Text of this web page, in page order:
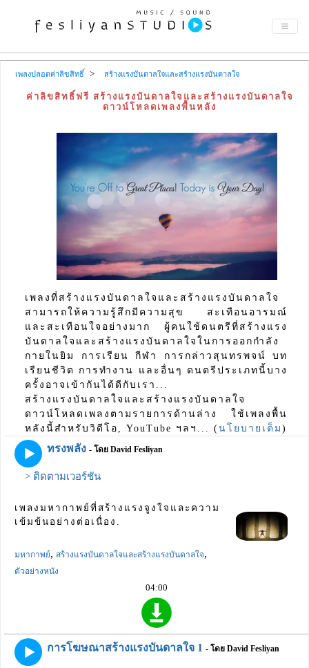
เพลงปลอดค่าลิขสิทธิ์ สร้างแรงบันดาลใจและสร้างแรงบันดาลใจ
ค่าลิขสิทธิ์ฟรี สร้างแรงบันดาลใจและสร้างแรงบันดาลใจ
ดาวน์โหลดเพลงพื้นหลัง
เพลงที่สร้างแรงบันดาลใจและสร้างแรงบันดาลใจ
สามารถให้ความรู้สึกมีความสุข สะเทือนอารมณ์
และสะเทือนใจอย่างมาก ผู้คนใช้ดนตรีที่สร้างแรง
บันดาลใจและสร้างแรงบันดาลใจในการออกกำลัง
กายในยิม การเรียน กีฬา การกล่าวสุนทรพจน์ บท
เรียนชีวิต การทำงาน และอื่นๆ ดนตรีประเภทนี้บาง
ครั้งอาจเข้ากันได้ดีกับเรา...
สร้างแรงบันดาลใจและสร้างแรงบันดาลใจ
ดาวน์โหลดเพลงตามรายการด้านล่าง ใช้เพลงพื้น
หลังนี้สำหรับวิดีโอ, YouTube ฯลฯ... (นโยบายเต็ม )
ทรงพลัง - โดย David Fesliyan
> ติดตามเวอร์ชัน
เพลงมหากาพย์ที่สร้างแรงจูงใจและความ
เข้มข้นอย่างต่อเนื่อง.
มหากาพย์, สร้างแรงบันดาลใจและสร้างแรงบันดาลใจ,
ตัวอย่างหนัง
04:00
การโฆษณาสร้างแรงบันดาลใจ 1 - โดย David Fesliyan